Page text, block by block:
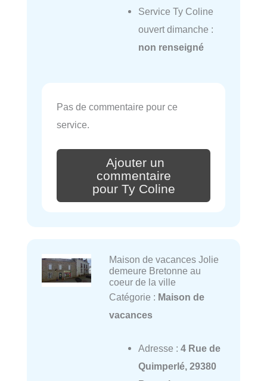
Service Ty Coline
ouvert dimanche :
non renseigné
Pas de commentaire pour ce
service.
Ajouter un
commentaire
pour Ty Coline
Maison de vacances Jolie
demeure Bretonne au
coeur de la ville
Catégorie : Maison de
vacances
Adresse : 4 Rue de
Quimperlé, 29380